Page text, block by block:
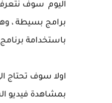
اليوم سوف نتعرف
برامج بسيطة ،
باستخدامة
اولا سوف تحتاج
بمشاهدة فيديو